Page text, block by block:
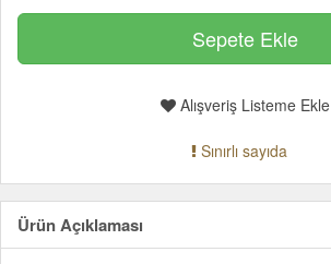
Alışveriş Listeme Ekle
Sınırlı sayıda
Ürün Açıklaması